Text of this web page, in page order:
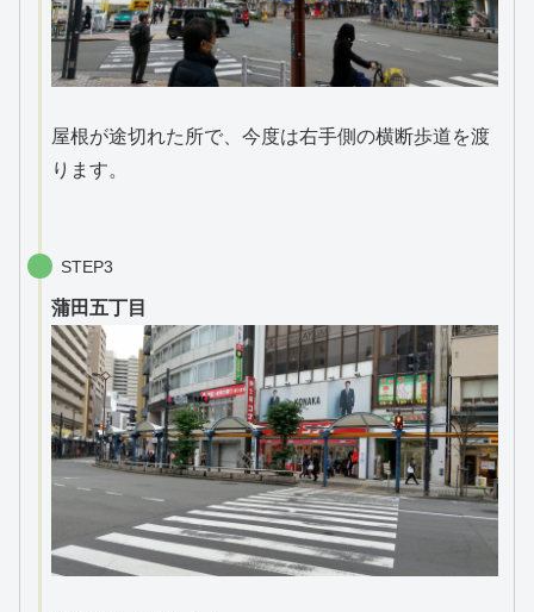
屋根が途切れた所で、今度は右手側の横断歩道を渡
ります。
STEP3
蒲田五丁目